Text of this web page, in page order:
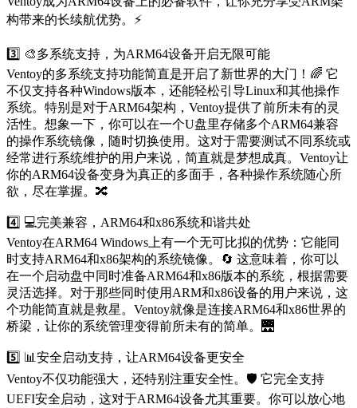
构带来的长续航优势。⚡
3️⃣ 🎨多系统支持，为ARM64设备开启无限可能
Ventoy的多系统支持功能简直是开启了新世界的大门！🌈 它
不仅支持各种Windows版本，还能轻松引导Linux和其他操作
系统。特别是对于ARM64架构，Ventoy提供了前所未有的灵
活性。想象一下，你可以在一个U盘里存储多个ARM64兼容
的操作系统镜像，随时切换使用。这对于需要测试不同系统或
经常进行系统维护的用户来说，简直就是梦想成真。Ventoy让
你的ARM64设备变身为真正的多面手，各种操作系统随心所
欲，尽在掌握。🔀
4️⃣ 💻完美兼容，ARM64和x86系统和谐共处
Ventoy在ARM64 Windows上有一个无可比拟的优势：它能同
时支持ARM64和x86架构的系统镜像。🔄 这意味着，你可以
在一个启动盘中同时准备ARM64和x86版本的系统，根据需要
灵活选择。对于那些同时使用ARM和x86设备的用户来说，这
个功能简直就是救星。Ventoy就像是连接ARM64和x86世界的
桥梁，让你的系统管理变得前所未有的简单。🌉
5️⃣ 📊安全启动支持，让ARM64设备更安全
Ventoy不仅功能强大，还特别注重安全性。🛡️ 它完全支持
UEFI安全启动，这对于ARM64设备尤其重要。你可以放心地